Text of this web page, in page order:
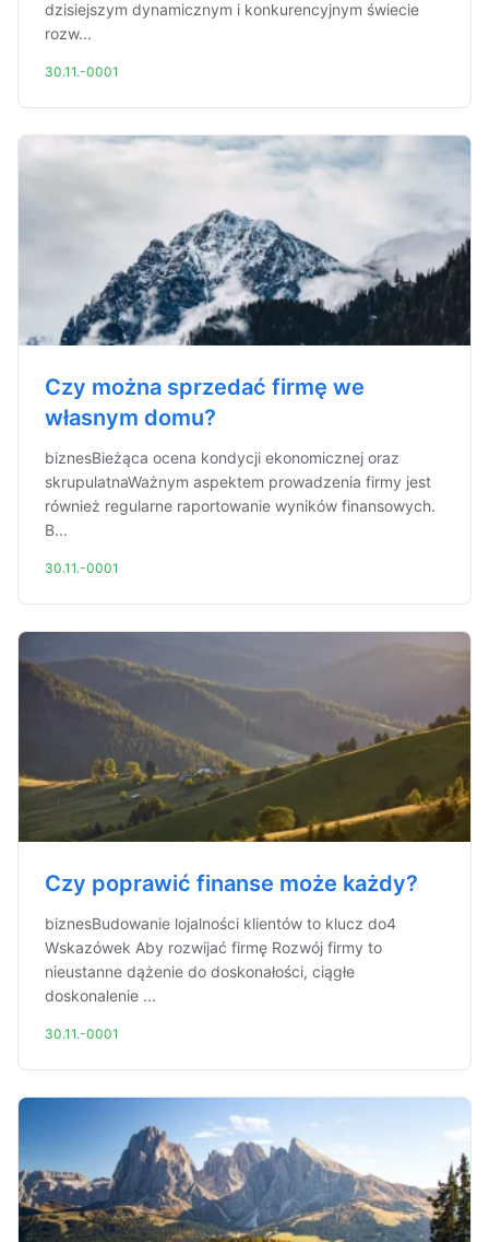
dzisiejszym dynamicznym i konkurencyjnym świecie
rozw...
30.11.-0001
Czy można sprzedać firmę we
własnym domu?
biznesBieżąca ocena kondycji ekonomicznej oraz
skrupulatnaWażnym aspektem prowadzenia firmy jest
również regularne raportowanie wyników finansowych.
B...
30.11.-0001
Czy poprawić finanse może każdy?
biznesBudowanie lojalności klientów to klucz do4
Wskazówek Aby rozwijać firmę Rozwój firmy to
nieustanne dążenie do doskonałości, ciągłe
doskonalenie ...
30.11.-0001